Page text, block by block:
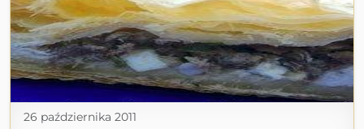
26 października 2011